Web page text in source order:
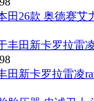
田26款 奥德赛
田新卡罗拉雷凌